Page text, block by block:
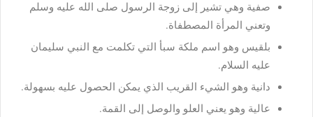
صفية وهي تشير إلى زوجة الرسول صلى الله عليه وسلم
وتعني المرأة المصطفاة.
بلقيس وهو اسم ملكة سبأ التي تكلمت مع النبي سليمان
عليه السلام.
دانية وهو الشيء القريب الذي يمكن الحصول عليه بسهولة.
عالية وهو يعني العلو والوصل إلى القمة.